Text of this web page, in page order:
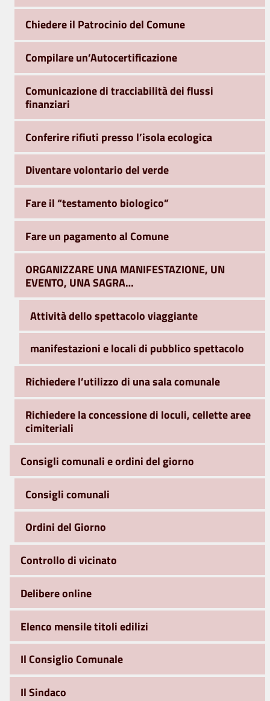
Chiedere il Patrocinio del Comune
Compilare un’Autocertificazione
Comunicazione di tracciabilità dei flussi
finanziari
Conferire rifiuti presso l’isola ecologica
Diventare volontario del verde
Fare il “testamento biologico”
Fare un pagamento al Comune
ORGANIZZARE UNA MANIFESTAZIONE, UN
EVENTO, UNA SAGRA…
Attività dello spettacolo viaggiante
manifestazioni e locali di pubblico spettacolo
Richiedere l’utilizzo di una sala comunale
Richiedere la concessione di loculi, cellette aree
cimiteriali
Consigli comunali e ordini del giorno
Consigli comunali
Ordini del Giorno
Controllo di vicinato
Delibere online
Elenco mensile titoli edilizi
Il Consiglio Comunale
Il Sindaco